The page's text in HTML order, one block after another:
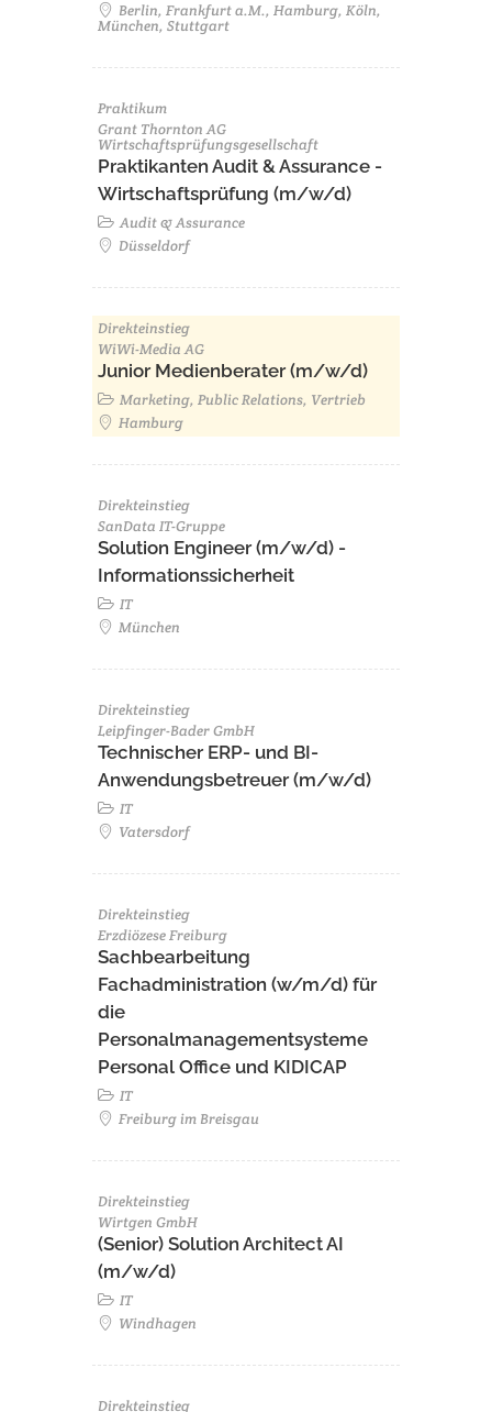
Berlin, Frankfurt a.M., Hamburg, Köln,
München, Stuttgart
Praktikum
Grant Thornton AG
Wirtschaftsprüfungsgesellschaft
Praktikanten Audit & Assurance -
Wirtschaftsprüfung (m/w/d)
Audit & Assurance
Düsseldorf
Direkteinstieg
WiWi-Media AG
Junior Medienberater (m/w/d)
Marketing, Public Relations, Vertrieb
Hamburg
Direkteinstieg
SanData IT-Gruppe
Solution Engineer (m/w/d) -
Informationssicherheit
IT
München
Direkteinstieg
Leipfinger-Bader GmbH
Technischer ERP- und BI-
Anwendungsbetreuer (m/w/d)
IT
Vatersdorf
Direkteinstieg
Erzdiözese Freiburg
Sachbearbeitung
Fachadministration (w/m/d) für
die
Personalmanagementsysteme
Personal Office und KIDICAP
IT
Freiburg im Breisgau
Direkteinstieg
Wirtgen GmbH
(Senior) Solution Architect AI
(m/w/d)
IT
Windhagen
Direkteinstieg